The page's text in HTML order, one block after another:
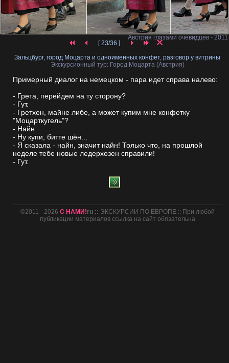
Австрия глазами очевидцев - 2011
[ 23/36 ]
Зальцбург, город Моцарта и одноименных конфет, разговор у витрины
Экскурсионный тур: Город Моцарта (Австрия)
Примерный диалог на немецком - пара идет справа налево:
- Грета, перейдем на ту сторону?
- Гут.
- Гретхен, майне либе, а может купим мне конфетку
"Моцарткугель"?
- Найн.
- Ну купи, битте шён...
- Я сказала - найн, значит найн! Только что, на прошлой
неделе тебе новые ледерхозен справили!
- Гут.
©2011 - 2026 С НАМИ!ru :: ЭКСКУРСИИ ПО ЕВРОПЕ :: При любой
публикации материалов ссылка на сайт обязательна